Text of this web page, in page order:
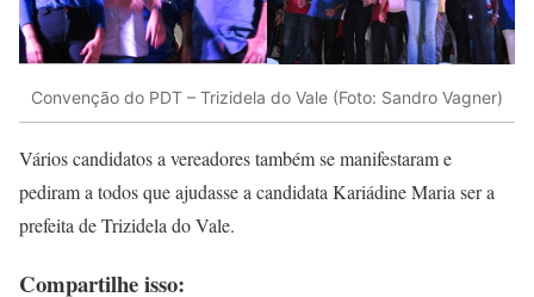
Convenção do PDT – Trizidela do Vale (Foto: Sandro Vagner)
Vários candidatos a vereadores também se manifestaram e
pediram a todos que ajudasse a candidata Kariádine Maria ser a
prefeita de Trizidela do Vale.
Compartilhe isso: